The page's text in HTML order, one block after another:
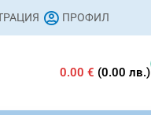
ПРОФИЛ
0.00€ (0.00 лв.)